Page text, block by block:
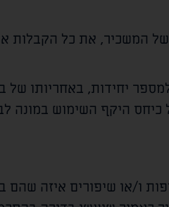
המשכיר, את כל הקבלות
יחידות, באחריותו של
היקף השימוש במונה
ו/או שיפורים איזה שהם